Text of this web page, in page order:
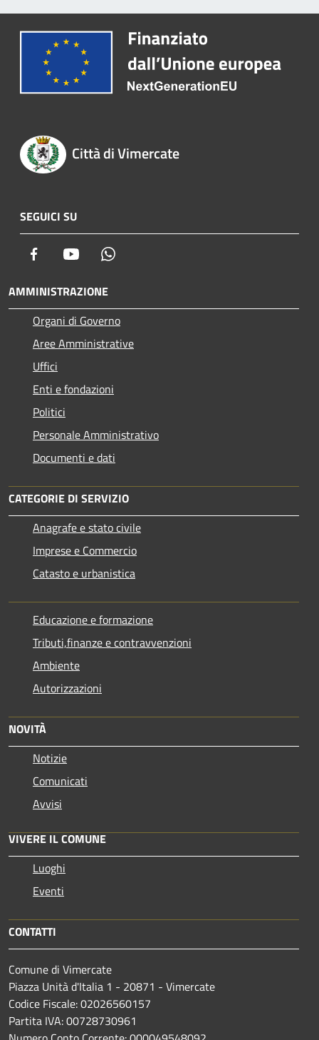
Città di Vimercate
SEGUICI SU
Facebook Youtube
AMMINISTRAZIONE
Organi di Governo
Aree Amministrative
Uffici
Enti e fondazioni
Politici
Personale Amministrativo
Documenti e dati
CATEGORIE DI SERVIZIO
Anagrafe e stato civile
Imprese e Commercio
Catasto e urbanistica
Educazione e formazione
Tributi,finanze e contravvenzioni
Ambiente
Autorizzazioni
NOVITÀ
Notizie
Comunicati
Avvisi
VIVERE IL COMUNE
Luoghi
Eventi
CONTATTI
Comune di Vimercate
Piazza Unità d'Italia 1 - 20871 - Vimercate
Codice Fiscale: 02026560157
Partita IVA: 00728730961